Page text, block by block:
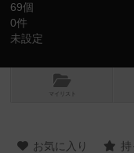
69個
0件
未設定
マイリスト
お気に入り 持